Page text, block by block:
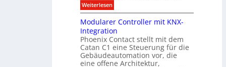
g
r
a
u
c
h
u
n
g
s
z
e
2
6
g
e
h
t
e
r
f
t
s
n
s
o
r
m
i
Weiterlesen:
E
g
e
-
A
I
f
Modularer Controller mit KNX-
Integration
Phoenix Contact stellt mit dem
Catan C1 eine Steuerung für die
Gebäudeautomation vor, die
eine offene Architektur,